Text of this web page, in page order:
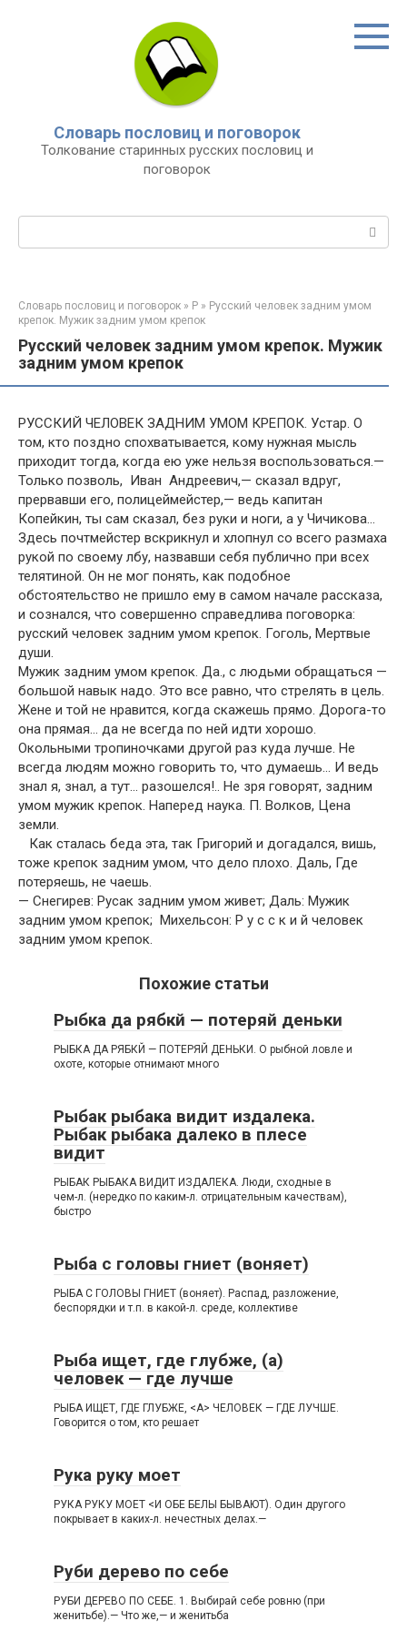
Словарь пословиц и поговорок
Толкование старинных русских пословиц и
поговорок
Словарь пословиц и поговорок » Р » Русский человек задним умом
крепок. Мужик задним умом крепок
Русский человек задним умом крепок. Мужик
задним умом крепок
РУССКИЙ ЧЕЛОВЕК ЗАДНИМ УМОМ КРЕПОК. Устар. О
том, кто поздно спохватывается, кому нужная мысль
приходит тогда, когда ею уже нельзя воспользоваться.—
Только позволь, Иван Андреевич,— сказал вдруг,
прервавши его, полицеймейстер,— ведь капитан
Копейкин, ты сам сказал, без руки и ноги, а у Чичикова…
Здесь почтмейстер вскрикнул и хлопнул со всего размаха
рукой по своему лбу, назвавши себя публично при всех
телятиной. Он не мог понять, как подобное
обстоятельство не пришло ему в самом начале рассказа,
и сознался, что совершенно справедлива поговорка:
русский человек задним умом крепок. Гоголь, Мертвые
души.
Мужик задним умом крепок. Да., с людьми обращаться —
большой навык надо. Это все равно, что стрелять в цель.
Жене и той не нравится, когда скажешь прямо. Дорога-то
она прямая… да не всегда по ней идти хорошо.
Окольными тропиночками другой раз куда лучше. Не
всегда людям можно говорить то, что думаешь… И ведь
знал я, знал, а тут… разошелся!.. Не зря говорят, задним
умом мужик крепок. Наперед наука. П. Волков, Цена
земли.
Как сталась беда эта, так Григорий и догадался, вишь,
тоже крепок задним умом, что дело плохо. Даль, Где
потеряешь, не чаешь.
— Снегирев: Русак задним умом живет; Даль: Мужик
задним умом крепок; Михельсон: Р у с с к и й человек
задним умом крепок.
Похожие статьи
Рыбка да рябкй — потеряй деньки
РЫБКА ДА РЯБКЙ — ПОТЕРЯЙ ДЕНЬКИ. О рыбной ловле и
охоте, которые отнимают много
Рыбак рыбака видит издалека.
Рыбак рыбака далеко в плесе
видит
РЫБАК РЫБАКА ВИДИТ ИЗДАЛЕКА. Люди, сходные в
чем-л. (нередко по каким-л. отрицательным качествам),
быстро
Рыба с головы гниет (воняет)
РЫБА С ГОЛОВЫ ГНИЕТ (воняет). Распад, разложение,
беспорядки и т.п. в какой-л. среде, коллективе
Рыба ищет, где глубже, (а)
человек — где лучше
РЫБА ИЩЕТ, ГДЕ ГЛУБЖЕ, <А> ЧЕЛОВЕК — ГДЕ ЛУЧШЕ.
Говорится о том, кто решает
Рука руку моет
РУКА РУКУ МОЕТ <И ОБЕ БЕЛЫ БЫВАЮТ). Один другого
покрывает в каких-л. нечестных делах.—
Руби дерево по себе
РУБИ ДЕРЕВО ПО СЕБЕ. 1. Выбирай себе ровню (при
женитьбе).— Что же,— и женитьба